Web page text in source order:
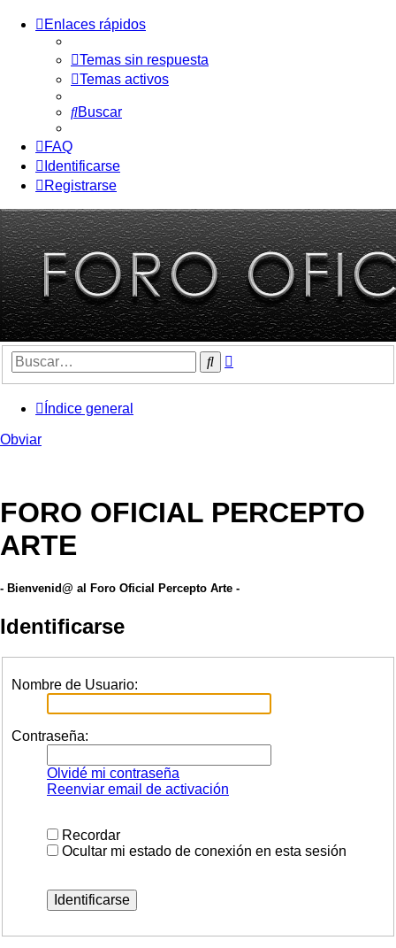
Enlaces rápidos
Temas sin respuesta
Temas activos
Buscar
FAQ
Identificarse
Registrarse
Buscar
Índice general
Obviar
FORO OFICIAL PERCEPTO
ARTE
- Bienvenid@ al Foro Oficial Percepto Arte -
Identificarse
Nombre de Usuario:
Contraseña:
Olvidé mi contraseña
Reenviar email de activación
Recordar
Ocultar mi estado de conexión en esta sesión